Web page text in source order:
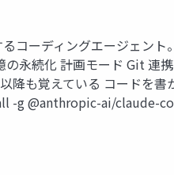
コーディングエージェン
永続化 計画モード Git
降も覚えている コードを
-g @anthropic-ai/claude-